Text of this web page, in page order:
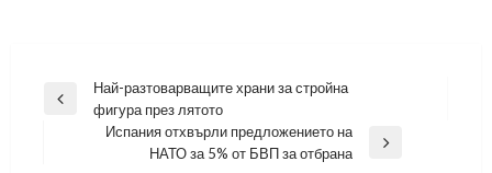
Навигация
Previous
Най-разтоварващите храни за стройна
фигура през лятото
Испания отхвърли предложението на
НАТО за 5% от БВП за отбрана